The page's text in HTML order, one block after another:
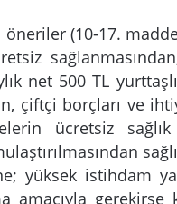
öneriler (10-17.
net 500 TL
çiftçi borçları ve
ücretsiz
yüksek istihdam
amacıyla gerekirse